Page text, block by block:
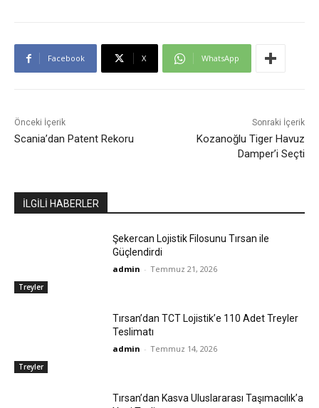
Facebook X WhatsApp
Önceki İçerik
Scania’dan Patent Rekoru
Sonraki İçerik
Kozanoğlu Tiger Havuz
Damper’i Seçti
İLGİLİ HABERLER
Treyler
Şekercan Lojistik Filosunu Tırsan ile
Güçlendirdi
admin - Temmuz 21, 2026
Treyler
Tırsan’dan TCT Lojistik’e 110 Adet Treyler
Teslimatı
admin - Temmuz 14, 2026
Tırsan’dan Kasva Uluslararası Taşımacılık’a